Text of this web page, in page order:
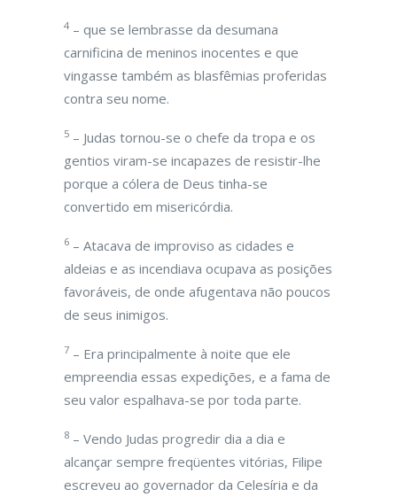
4 – que se lembrasse da desumana
carnificina de meninos inocentes e que
vingasse também as blasfêmias proferidas
contra seu nome.
5 – Judas tornou-se o chefe da tropa e os
gentios viram-se incapazes de resistir-lhe
porque a cólera de Deus tinha-se
convertido em misericórdia.
6 – Atacava de improviso as cidades e
aldeias e as incendiava ocupava as posições
favoráveis, de onde afugentava não poucos
de seus inimigos.
7 – Era principalmente à noite que ele
empreendia essas expedições, e a fama de
seu valor espalhava-se por toda parte.
8 – Vendo Judas progredir dia a dia e
alcançar sempre freqüentes vitórias, Filipe
escreveu ao governador da Celesíria e da